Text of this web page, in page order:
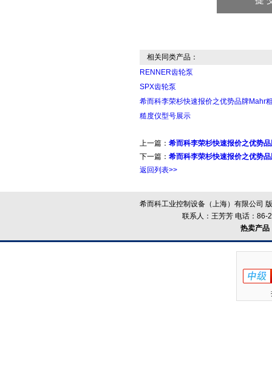
相关同类产品：
RENNER齿轮泵
SPX齿轮泵
希而科李荣杉快速报价之优势品牌Mahr
糙度仪型号展示
上一篇： 希而科李荣杉快速报价之优势
下一篇： 希而科李荣杉快速报价之优势
返回列表>>
希而科工业控制设备（上海）有限公司
联系人：王芳芳 电话：
热卖产品